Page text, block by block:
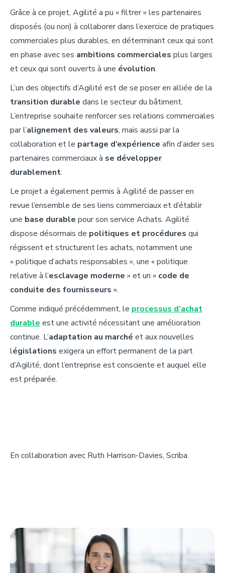
Grâce à ce projet, Agilité a pu « filtrer » les partenaires
disposés (ou non) à collaborer dans l’exercice de pratiques
commerciales plus durables, en déterminant ceux qui sont
en phase avec ses ambitions commerciales plus larges
et ceux qui sont ouverts à une évolution.
L’un des objectifs d’Agilité est de se poser en alliée de la
transition durable dans le secteur du bâtiment.
L’entreprise souhaite renforcer ses relations commerciales
par l’alignement des valeurs, mais aussi par la
collaboration et le partage d’expérience afin d’aider ses
partenaires commerciaux à se développer
durablement.
Le projet a également permis à Agilité de passer en
revue l’ensemble de ses liens commerciaux et d’établir
une base durable pour son service Achats. Agilité
dispose désormais de politiques et procédures qui
régissent et structurent les achats, notamment une
« politique d’achats responsables », une « politique
relative à l’esclavage moderne » et un « code de
conduite des fournisseurs ».
Comme indiqué précédemment, le processus d’achat
durable est une activité nécessitant une amélioration
continue. L’adaptation au marché et aux nouvelles
législations exigera un effort permanent de la part
d’Agilité, dont l’entreprise est consciente et auquel elle
est préparée.
En collaboration avec Ruth Harrison-Davies, Scriba.